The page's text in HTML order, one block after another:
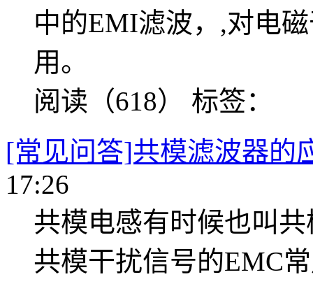
中的EMI滤波，,对电
用。
阅读（618） 标签：
[常见问答]共模滤波器的
17:26
共模电感有时候也叫
共模干扰信号的EMC